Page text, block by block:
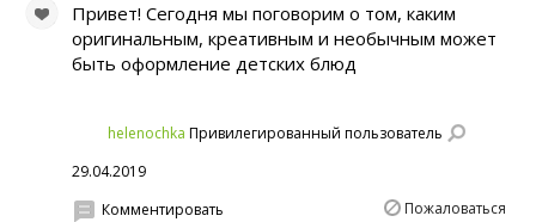
Привет! Сегодня мы поговорим о том, каким
оригинальным, креативным и необычным может
быть оформление детских блюд
helenochka Привилегированный пользователь
29.04.2019
Пожаловаться
Комментировать